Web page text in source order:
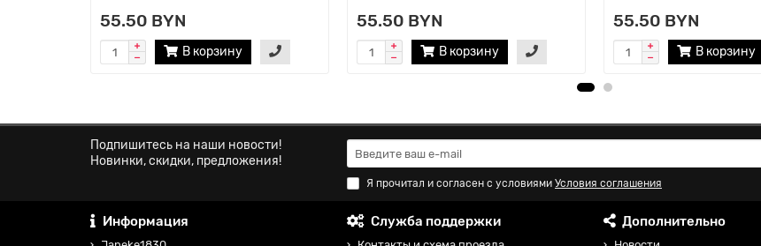
55.50 BYN
В корзину
55.50 BYN
В корзину
55.50 BYN
В корзину
Подпишитесь на наши новости!
Новинки, скидки, предложения!
Я прочитал и согласен с условиями Условия соглашения
Информация Служба поддержки Дополнительно